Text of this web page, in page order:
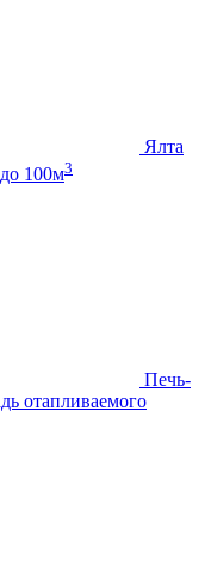
Ялта
100м3
Печь-
отапливаемого